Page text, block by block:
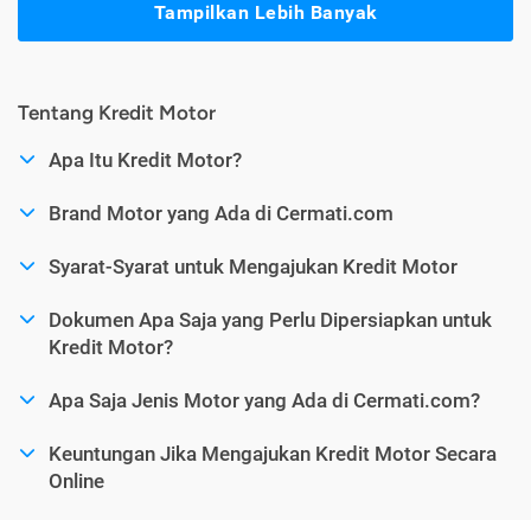
Tampilkan Lebih Banyak
Tentang Kredit Motor
Apa Itu Kredit Motor?
Brand Motor yang Ada di Cermati.com
Syarat-Syarat untuk Mengajukan Kredit Motor
Dokumen Apa Saja yang Perlu Dipersiapkan untuk
Kredit Motor?
Apa Saja Jenis Motor yang Ada di Cermati.com?
Keuntungan Jika Mengajukan Kredit Motor Secara
Online